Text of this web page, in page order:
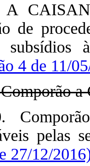
de
4 de 11/
a
pelas
27/12/